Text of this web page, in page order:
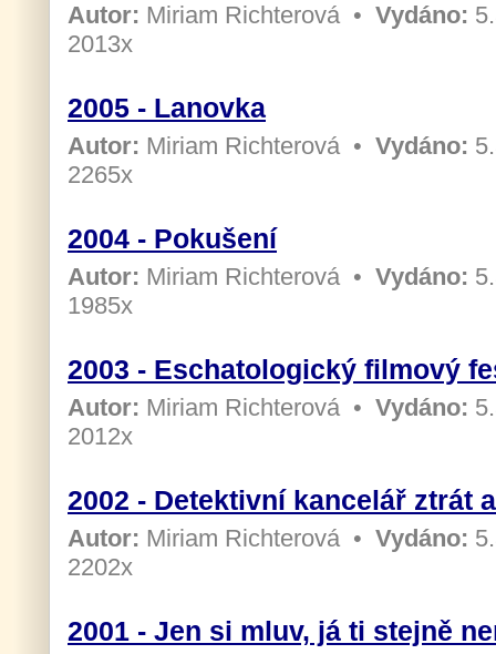
Autor: Miriam Richterová• Vydáno:
2013x
2005 - Lanovka
Autor: Miriam Richterová• Vydáno:
2265x
2004 - Pokušení
Autor: Miriam Richterová• Vydáno:
1985x
2003 - Eschatologický filmový
Autor: Miriam Richterová• Vydáno:
2012x
2002 - Detektivní kancelář ztrát
Autor: Miriam Richterová• Vydáno:
2202x
2001 - Jen si mluv, já ti stejně